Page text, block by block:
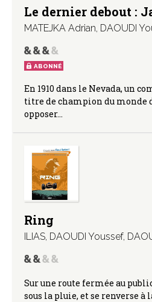
Le dernier debout :
MATEJKA Adrian, DAOUDI
ABONNÉ
En 1910 dans le Nevada, un
titre de champion du monde
opposer…
Ring
ILIAS, DAOUDI Youssef,
Sur une route fermée au
sous la pluie, et se renverse à